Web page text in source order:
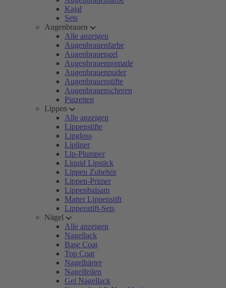
Kajal
Sets
Augenbrauen
Alle anzeigen
Augenbrauenfarbe
Augenbrauengel
Augenbrauenpomade
Augenbrauenpuder
Augenbrauenstifte
Augenbrauenscheren
Pinzetten
Lippen
Alle anzeigen
Lippenstifte
Lipgloss
Lipliner
Lip-Plumper
Liquid Lipstick
Lippen Zubehör
Lippen-Primer
Lippenbalsam
Matter Lippenstift
Lippenstift-Sets
Nägel
Alle anzeigen
Nagellack
Base Coat
Top Coat
Nagelhärter
Nagelfeilen
Gel Nagellack